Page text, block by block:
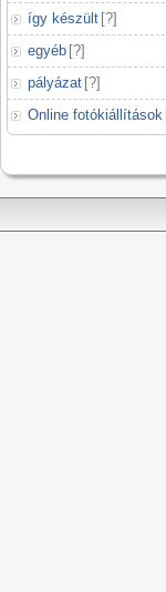
így készült [?]
egyéb [?]
pályázat [?]
Online fotókiállítások